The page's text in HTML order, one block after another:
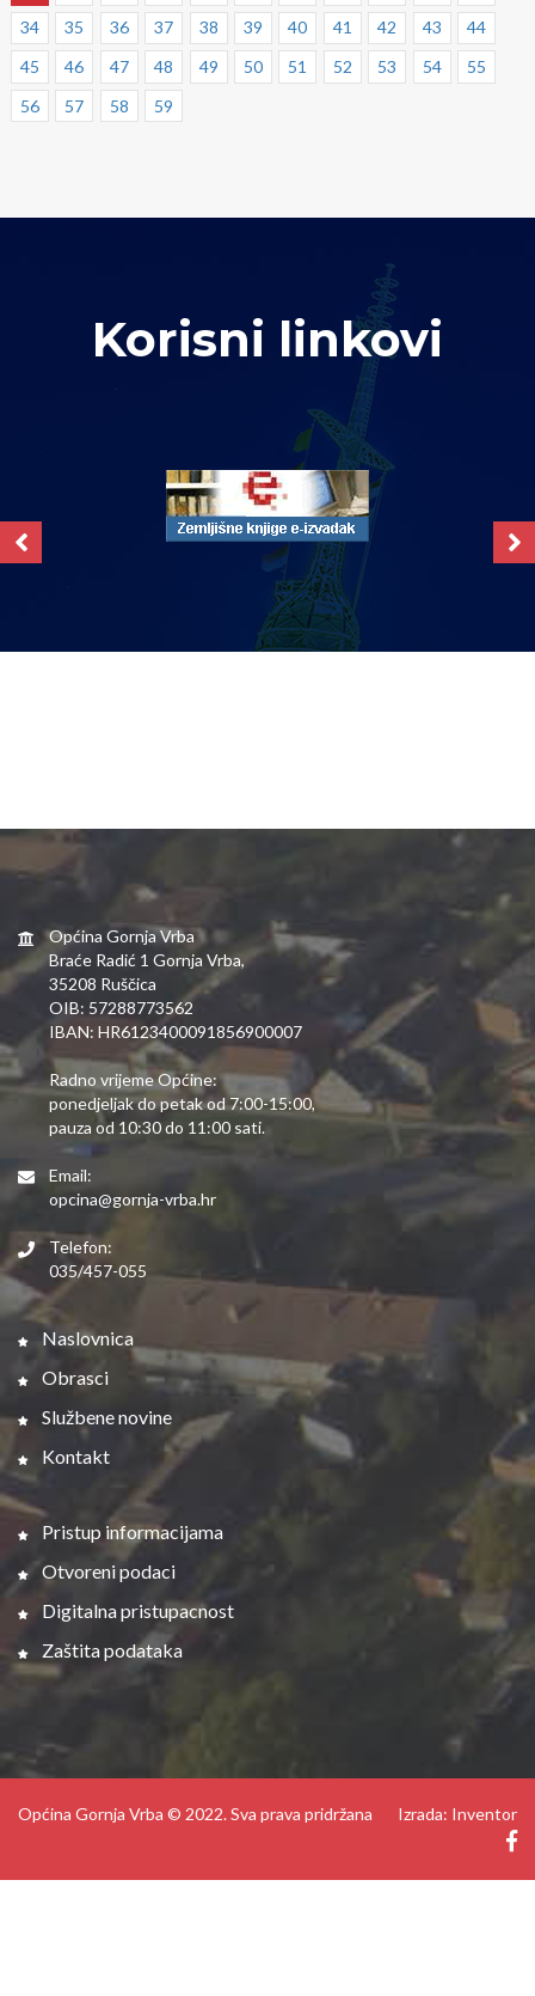
34
35 36 37 38 39 40 41 42 43
44
45
46 47 48 49 50 51 52 53 54
55
56
57 58 59
Korisni linkovi
Općina Gornja Vrba
Braće Radić 1 Gornja Vrba,
35208 Ruščica
OIB: 57288773562
IBAN: HR6123400091856900007
Radno vrijeme Općine:
ponedjeljak do petak od 7:00-15:00,
pauza od 10:30 do 11:00 sati.
Email:
opcina@gornja-vrba.hr
Telefon:
035/457-055
Naslovnica
Obrasci
Službene novine
Kontakt
Pristup informacijama
Otvoreni podaci
Digitalna pristupacnost
Zaštita podataka
Općina Gornja Vrba © 2022. Sva prava pridržana Izrada: Inventor